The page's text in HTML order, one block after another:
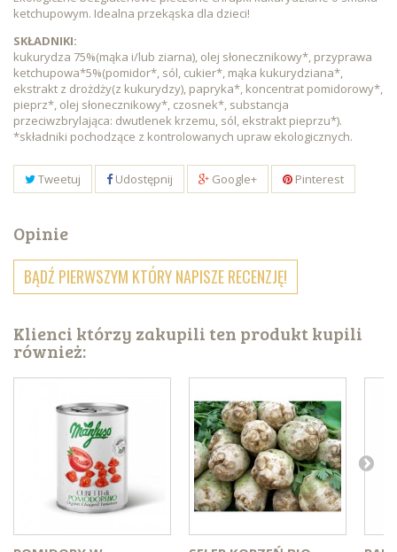
ketchupowym. Idealna przekąska dla dzieci!
SKŁADNIKI:
kukurydza 75%(mąka i/lub ziarna), olej słonecznikowy*, przyprawa
ketchupowa*5%(pomidor*, sól, cukier*, mąka kukurydziana*,
ekstrakt z drożdży(z kukurydzy), papryka*, koncentrat pomidorowy*,
pieprz*, olej słonecznikowy*, czosnek*, substancja
przeciwzbrylająca: dwutlenek krzemu, sól, ekstrakt pieprzu*).
*składniki pochodzące z kontrolowanych upraw ekologicznych.
Tweetuj Udostępnij Google+ Pinterest
Opinie
BĄDŹ PIERWSZYM KTÓRY NAPISZE RECENZJĘ!
Klienci którzy zakupili ten produkt kupili
również: